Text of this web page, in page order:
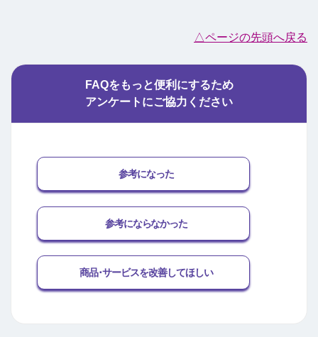
△ページの先頭へ戻る
FAQをもっと便利にするため
アンケートにご協力ください
参考になった
参考にならなかった
商品･サービスを改善してほしい